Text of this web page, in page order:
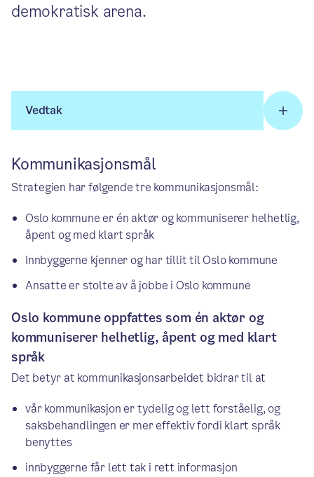
demokratisk arena.
Vedtak
Kommunikasjonsmål
Strategien har følgende tre kommunikasjonsmål:
Oslo kommune er én aktør og kommuniserer helhetlig,
åpent og med klart språk
Innbyggerne kjenner og har tillit til Oslo kommune
Ansatte er stolte av å jobbe i Oslo kommune
Oslo kommune oppfattes som én aktør og
kommuniserer helhetlig, åpent og med klart
språk
Det betyr at kommunikasjonsarbeidet bidrar til at
vår kommunikasjon er tydelig og lett forståelig, og
saksbehandlingen er mer effektiv fordi klart språk
benyttes
innbyggerne får lett tak i rett informasjon